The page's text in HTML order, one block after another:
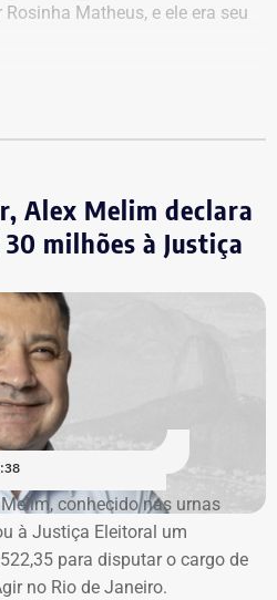
Matheus, e ele era seu
se definitiva.
Além da comunicação à
a inclusão do nome de
de Condenados por Ato
foi multado
o ex-governador seja
da condenação. Segundo os
à Justiça, o
fixado em R$
R$ 2,55 bilhões. O MP ainda
civil e R$ 11,9 milhões por
Alex Melim declara
milhões à Justiça
conhecido nas urnas
à Justiça Eleitoral um
para disputar o cargo de
no Rio de Janeiro.